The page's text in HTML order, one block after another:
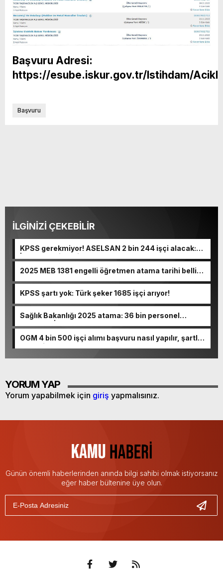
Başvuru Adresi:
https://esube.iskur.gov.tr/Istihdam/
Başvuru
İLGİNİZİ ÇEKEBİLİR
KPSS gerekmiyor! ASELSAN 2 bin 244 işçi alacak:
İşte takım listesi
2025 MEB 1381 engelli öğretmen atama tarihi belli
KPSS şartı yok: Türk şeker 1685 işçi arıyor!
Sağlık Bakanlığı 2025 atama: 36 bin personel
alınacak! İşte, kadrolar ve detaylar
OGM 4 bin 500 işçi alımı başvuru nasıl yapılır, şartlar
nelerdir?
YORUM YAP
Yorum yapabilmek için giriş yapmalısınız.
Günün önemli haberlerinden anında bilgi sahibi olmak istiyorsanız
eğer haber bültenine üye olun.